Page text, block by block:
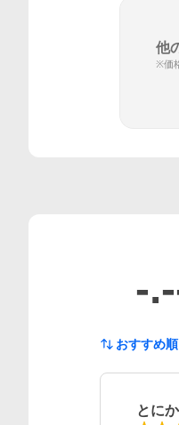
他
※価
-
おすすめ順
とに